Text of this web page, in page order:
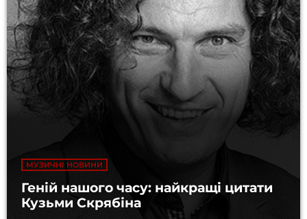
МУЗИЧНІ НОВИНИ
Геній нашого часу: найкращі цитати
Кузьми Скрябіна